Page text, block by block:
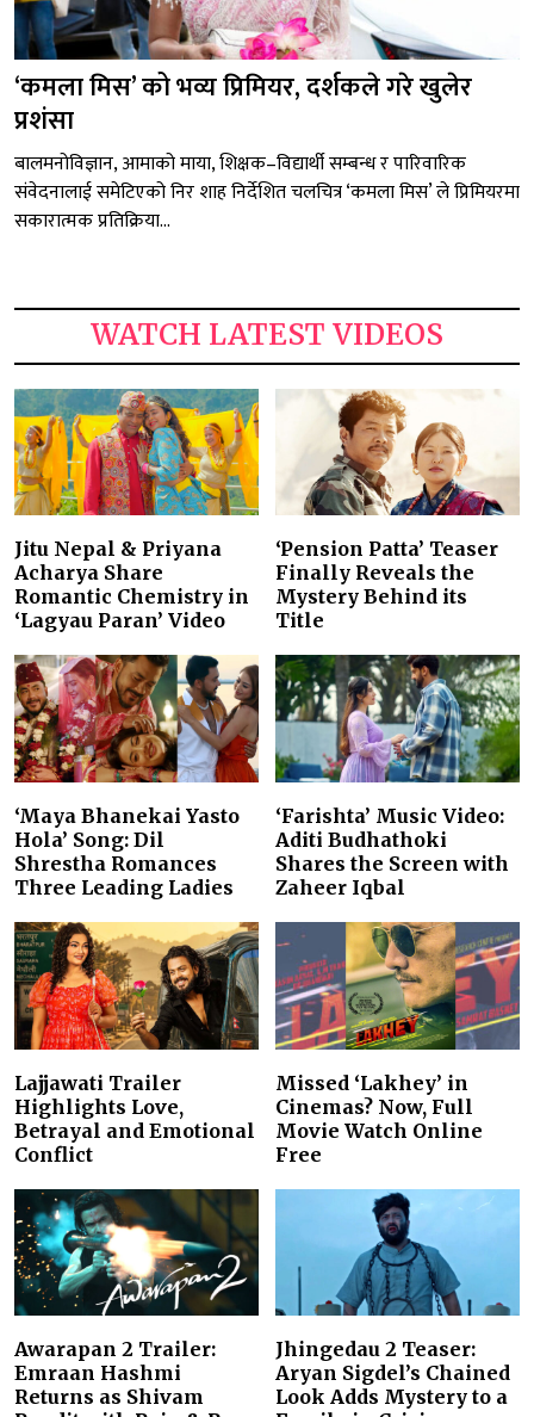
‘कमला मिस’ को भव्य प्रिमियर, दर्शकले गरे खुलेर
प्रशंसा
बालमनोविज्ञान, आमाको माया, शिक्षक–विद्यार्थी सम्बन्ध र पारिवारिक
संवेदनालाई समेटिएको निर शाह निर्देशित चलचित्र ‘कमला मिस’ ले प्रिमियरमा
सकारात्मक प्रतिक्रिया...
WATCH LATEST VIDEOS
Jitu Nepal & Priyana
Acharya Share
Romantic Chemistry in
‘Lagyau Paran’ Video
‘Pension Patta’ Teaser
Finally Reveals the
Mystery Behind its
Title
‘Maya Bhanekai Yasto
Hola’ Song: Dil
Shrestha Romances
Three Leading Ladies
‘Farishta’ Music Video:
Aditi Budhathoki
Shares the Screen with
Zaheer Iqbal
Lajjawati Trailer
Highlights Love,
Betrayal and Emotional
Conflict
Missed ‘Lakhey’ in
Cinemas? Now, Full
Movie Watch Online
Free
Awarapan 2 Trailer:
Emraan Hashmi
Returns as Shivam
Jhingedau 2 Teaser:
Aryan Sigdel’s Chained
Look Adds Mystery to a